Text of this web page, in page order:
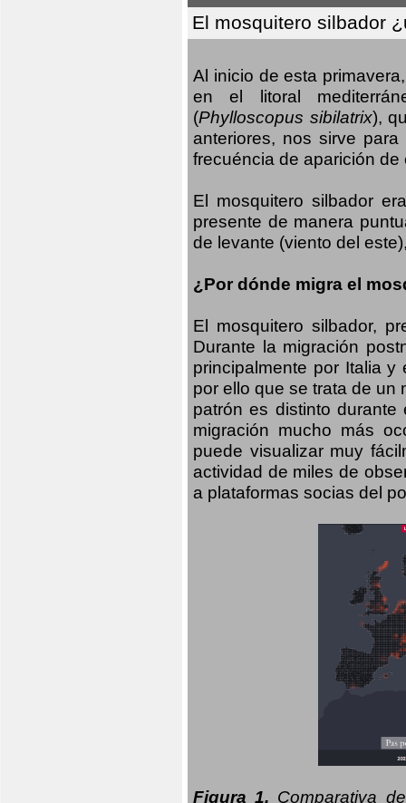
El mosquitero silbador
Al inicio de esta
en el litoral
(Phylloscopus sibilatrix),
anteriores, nos sirve
frecuéncia de aparición
El mosquitero silbador
presente de manera
de levante (viento del
¿Por dónde migra el
El mosquitero silbador,
Durante la migración
principalmente por Italia
por ello que se trata de un
patrón es distinto
migración mucho más
puede visualizar muy
actividad de miles de
a plataformas socias del
Figura 1. Comparativa